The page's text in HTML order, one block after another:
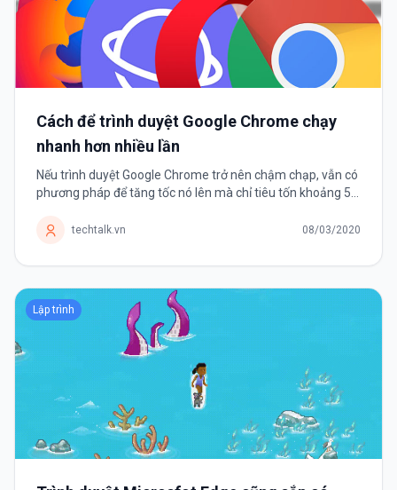
Cách để trình duyệt Google Chrome chạy
nhanh hơn nhiều lần
Nếu trình duyệt Google Chrome trở nên chậm chạp, vẫn có
phương pháp để tăng tốc nó lên mà chỉ tiêu tốn khoảng 5
được một thời...
techtalk.vn 08/03/2020
Lập trình